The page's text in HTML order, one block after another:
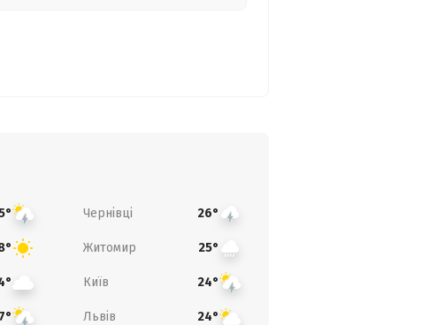
Чернівці 26°
Житомир 25°
Київ 24°
Львів 24°